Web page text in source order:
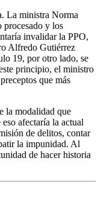
La ministra Norma
procesado y los
invalidar la PPO,
Alfredo Gutiérrez
19, por otro lado, se
principio, el ministro
que más
la modalidad que
afectaría la actual
de delitos, contar
la impunidad. Al
de hacer historia